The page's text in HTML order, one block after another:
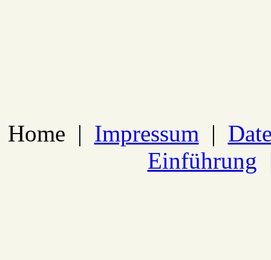
Home | Impressum |
Einführung